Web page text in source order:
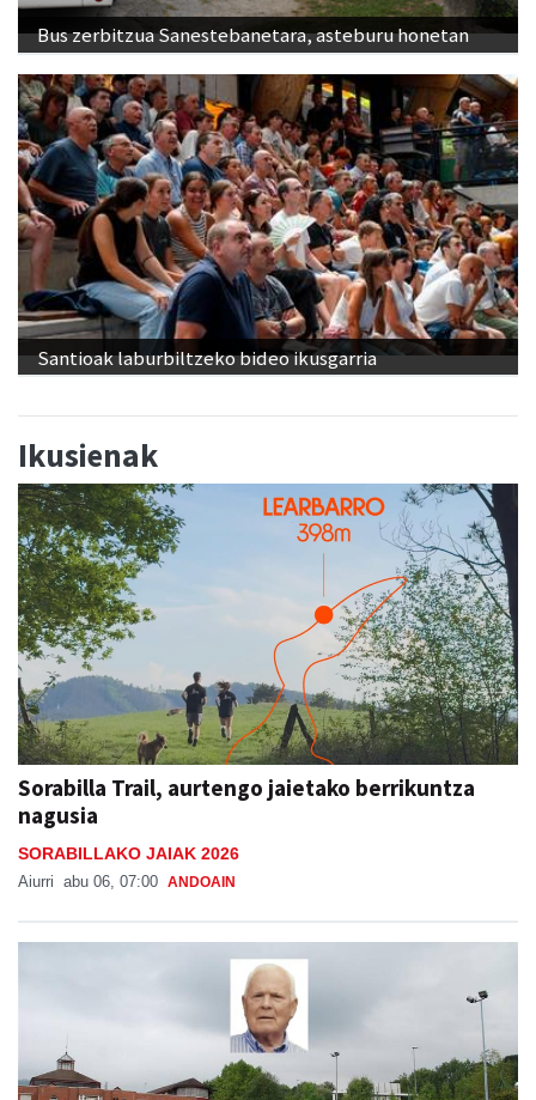
Bus zerbitzua Sanestebanetara, asteburu honetan
Santioak laburbiltzeko bideo ikusgarria
Ikusienak
Sorabilla Trail, aurtengo jaietako berrikuntza
nagusia
SORABILLAKO JAIAK 2026
Aiurri abu 06, 07:00 ANDOAIN